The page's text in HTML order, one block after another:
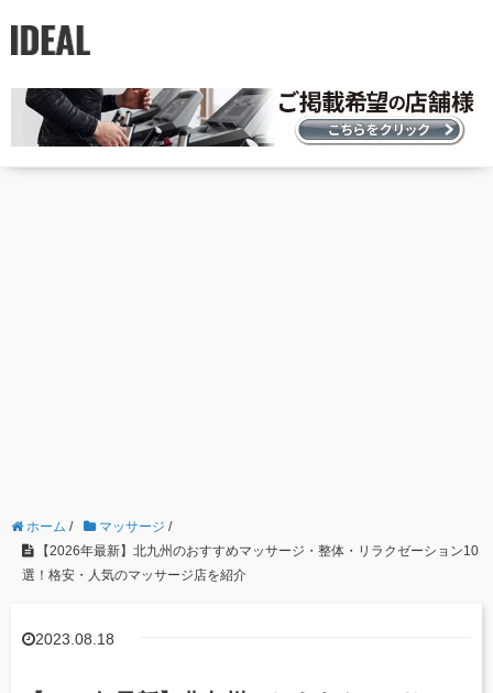
ホーム / マッサージ /
【2026年最新】北九州のおすすめマッサージ・整体・リラクゼーション10
選！格安・人気のマッサージ店を紹介
2023.08.18